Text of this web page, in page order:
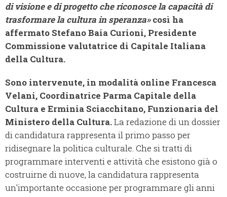
di visione e di progetto che riconosce la capacità di
trasformare la cultura in speranza»così ha
affermato Stefano Baia Curioni, Presidente
Commissione valutatrice di Capitale Italiana
della Cultura.
Sono intervenute, in modalità online Francesca
Velani, Coordinatrice Parma Capitale della
Cultura e Erminia Sciacchitano, Funzionaria del
Ministero della Cultura.La redazione di un dossier
di candidatura rappresenta il primo passo per
ridisegnare la politica culturale. Che si tratti di
programmare interventi e attività che esistono già o
costruirne di nuove, la candidatura rappresenta
un'importante occasione per programmare gli anni